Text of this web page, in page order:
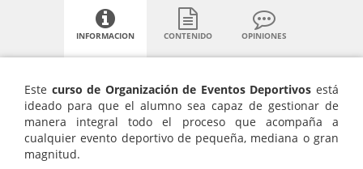
INFORMACION CONTENIDO OPINIONES
Este curso de Organización de Eventos Deportivos está
ideado para que el alumno sea capaz de gestionar de
manera integral todo el proceso que acompaña a
cualquier evento deportivo de pequeña, mediana o gran
magnitud.